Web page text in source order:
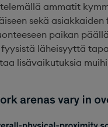
ammatit
sekä
paikan
läheisyyttä
lisävaikutuksia